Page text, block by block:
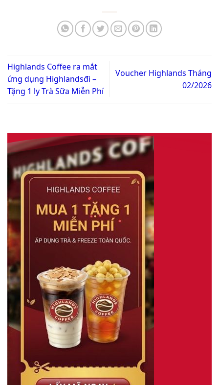
Highlands Coffee ra mắt
ứng dụng Highlandsđi –
Tặng 1 ly Trà Sữa Miễn Phí
Voucher Highlands Tháng
02/2026